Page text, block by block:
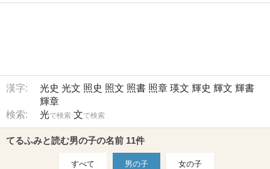
漢字: 光史 光文 照史 照文 照書 照章 瑛文 輝史 輝文 輝書
輝章
検索:
光で検索 文で検索
てるふみと読む男の子の名前 11件
すべて 男の子 女の子